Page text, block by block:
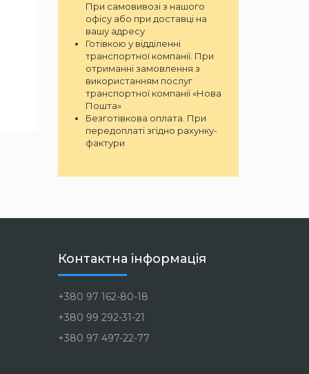
При самовивозі з нашого
офісу або при доставці на
вашу адресу
Готівкою у відділенні
транспортної компанії. При
отриманні замовлення з
використанням послуг
транспортної компанії «Нова
Пошта»
Безготівкова оплата. При
передоплаті згідно рахунку-
фактури
Контактна інформація
+380 97 162-80-18
+380 99 292-31-21
+380 97 497-22-77